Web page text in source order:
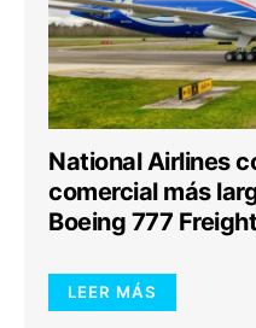
National Airlines
comercial más
Boeing 777
LEER MÁS